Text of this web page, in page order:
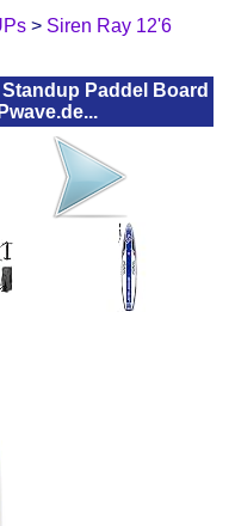
> Siren Ray 12'6
Paddel Board